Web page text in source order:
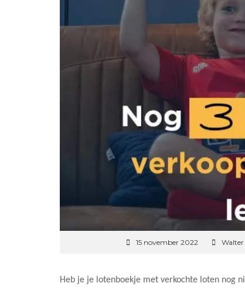
15 november 2022
Heb je je lotenboekje met verkochte loten nog